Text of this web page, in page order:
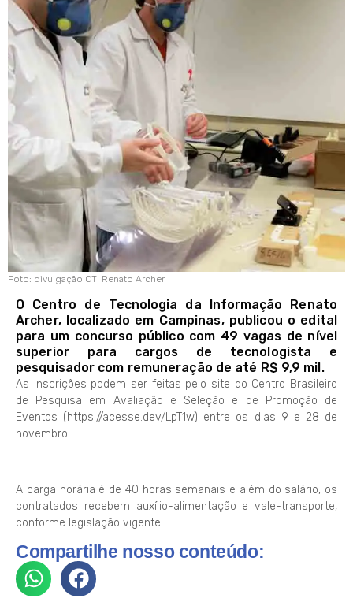
Foto: divulgação CTI Renato Archer
O Centro de Tecnologia da Informação Renato
Archer, localizado em Campinas, publicou o edital
para um concurso público com 49 vagas de nível
superior para cargos de tecnologista e
pesquisador com remuneração de até R$ 9,9 mil.
As inscrições podem ser feitas pelo site do Centro Brasileiro
de Pesquisa em Avaliação e Seleção e de Promoção de
Eventos (https://acesse.dev/LpT1w) entre os dias 9 e 28 de
novembro.
A carga horária é de 40 horas semanais e além do salário, os
contratados recebem auxílio-alimentação e vale-transporte,
conforme legislação vigente.
Compartilhe nosso conteúdo: